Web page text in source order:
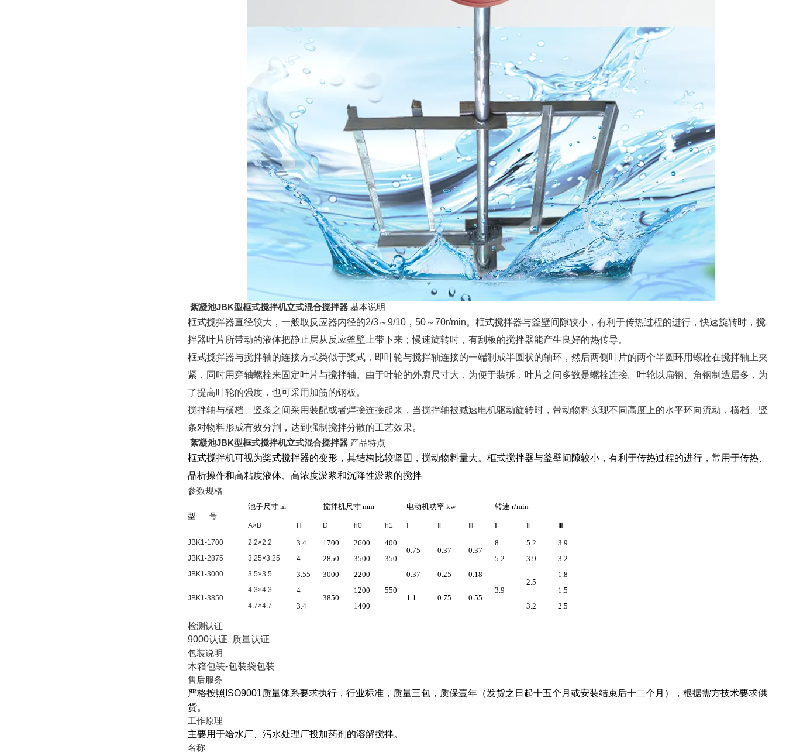
絮凝池JBK型框式搅拌机立式混合搅拌器 基本说明
框式搅拌器直径较大，一般取反应器内径的2/3～9/10，50～70r/min。框式搅拌器与釜壁间隙较小，有利于传热过程的进行，快速旋转时，搅
拌器叶片所带动的液体把静止层从反应釜壁上带下来；慢速旋转时，有刮板的搅拌器能产生良好的热传导。
框式搅拌器与搅拌轴的连接方式类似于桨式，即叶轮与搅拌轴连接的一端制成半圆状的轴环，然后两侧叶片的两个半圆环用螺栓在搅拌轴上夹
紧，同时用穿轴螺栓来固定叶片与搅拌轴。由于叶轮的外廓尺寸大，为便于装拆，叶片之间多数是螺栓连接。叶轮以扁钢、角钢制造居多，为
了提高叶轮的强度，也可采用加筋的钢板。
搅拌轴与横档、竖条之间采用装配或者焊接连接起来，当搅拌轴被减速电机驱动旋转时，带动物料实现不同高度上的水平环向流动，横档、竖
条对物料形成有效分割，达到强制搅拌分散的工艺效果。
絮凝池JBK型框式搅拌机立式混合搅拌器 产品特点
框式搅拌机可视为桨式搅拌器的变形，其结构比较坚固，搅动物料量大。框式搅拌器与釜壁间隙较小，有利于传热过程的进行，常用于传热、
晶析操作和高粘度液体、高浓度淤浆和沉降性淤浆的搅拌
参数规格
型 号
池子尺寸 m 搅拌机尺寸 mm 电动机功率 kw 转速 r/min
A×B H D h0 h1 Ⅰ Ⅱ Ⅲ Ⅰ Ⅱ Ⅲ
JBK1-1700 2.2×2.2 3.4 1700 2600
400
0.75
0.37 0.37
8 5.2 3.9
JBK1-2875 3.25×3.25 4 2850 3500 350 5.2 3.9 3.2
JBK1-3000 3.5×3.5 3.55 3000
2200
550
0.37 0.25
0.18
3.9
2.5
1.8
JBK1-3850
4.3×4.3
4
3850
1200
1.1
0.75 0.55
1.5
4.7×4.7 3.4 1400 3.2 2.5
检测认证
9000认证 质量认证
包装说明
木箱包装-包装袋包装
售后服务
严格按照 ISO9001质量体系要求执行，行业标准，质量三包，质保壹年（发货之日起十五个月或安装结束后十二个月），根据需方技术要求供
货。
工作原理
主要用于给水厂、污水处理厂投加药剂的溶解搅拌。
名称